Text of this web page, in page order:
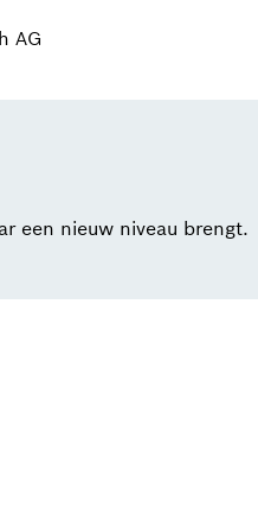
AG
een nieuw niveau brengt.